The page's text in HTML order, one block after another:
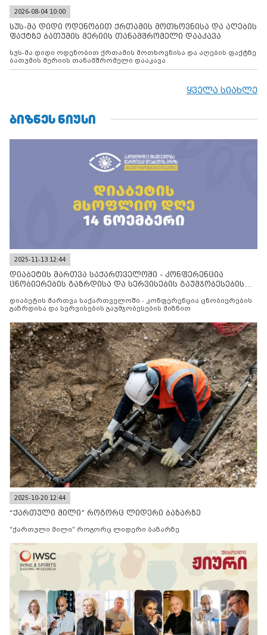
2026-08-04 10:00
სუს-მა დიდი ოდენობით ქრთამის მოთხოვნისა და აღების
ფაქტზე ბათუმის მერიის თანამშრომელი დააკავა
სუს-მა დიდი ოდენობით ქრთამის მოთხოვნისა და აღების ფაქტზე
ბათუმის მერიის თანამშრომელი დააკავა
ყველა სიახლე
ᲑᲘᲖᲜᲔᲡ ᲜᲘᲣᲡᲘ
2025-11-13 12:44
დიაბეტის მართვა საქართველოში - კონფერენცია
ცნობიერების გაზრდისა და სერვისების გაუმჯობესების
დიაბეტის მართვა საქართველოში - კონფერენცია ცნობიერების
გაზრდისა და სერვისების გაუმჯობესების მიზნით
2025-10-20 12:44
“ქართული მილი” როგორც ლიდერი ბაზარზე
“ქართული მილი” როგორც ლიდერი ბაზარზე